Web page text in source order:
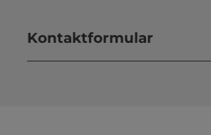
Kontaktformular